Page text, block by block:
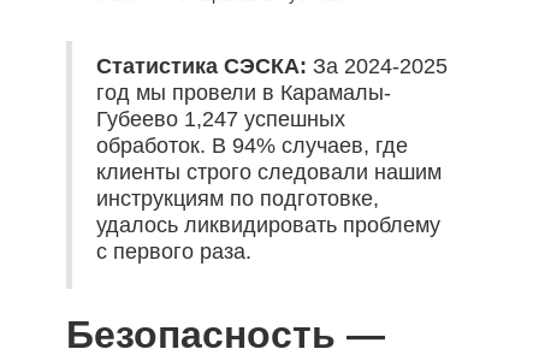
Статистика СЭСКА: За 2024-2025
год мы провели в Карамалы-
Губеево 1,247 успешных
обработок. В 94% случаев, где
клиенты строго следовали нашим
инструкциям по подготовке,
удалось ликвидировать проблему
с первого раза.
Безопасность —